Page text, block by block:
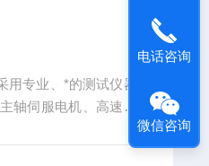
专业、*的测试仪器
轴伺服电机、高速电
伺服电机常见故障维
电话咨询
微信咨询